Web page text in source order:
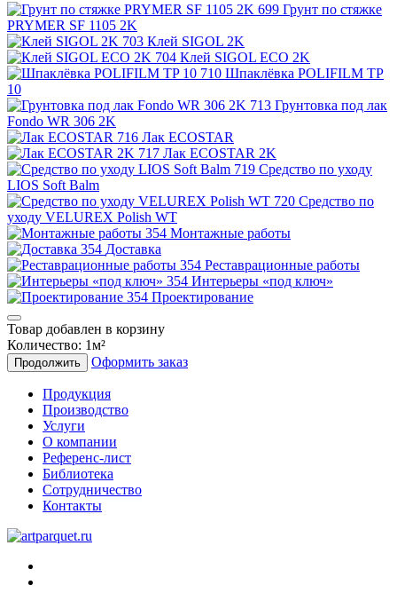
Грунт по стяжке
PRYMER SF 1105 2K
Клей SIGOL 2K
Клей SIGOL ECO 2K
Шпаклёвка POLIFILM TP
10
Грунтовка под лак
Fondo WR 306 2K
Лак ECOSTAR
Лак ECOSTAR 2K
Средство по уходу
LIOS Soft Balm
Средство по
уходу VELUREX Polish WT
Монтажные работы
Доставка
Реставрационные работы
Интерьеры «под ключ»
Проектирование
Товар добавлен в корзину
Количество: 1м²
Продолжить Оформить заказ
Продукция
Производство
Услуги
О компании
Референс-лист
Библиотека
Сотрудничество
Контакты